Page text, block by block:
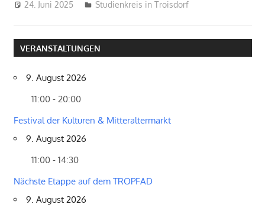
24. Juni 2025 treffpunkt
Studienkreis in Troisdorf
VERANSTALTUNGEN
9. August 2026
11:00 - 20:00
Festival der Kulturen & Mitteraltermarkt
9. August 2026
11:00 - 14:30
Nächste Etappe auf dem TROPFAD
9. August 2026